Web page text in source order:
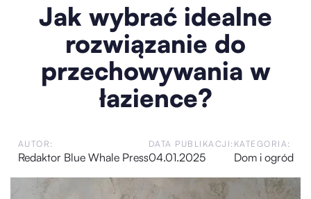
Jak wybrać idealne
rozwiązanie do
przechowywania w
łazience?
AUTOR:
Redaktor Blue Whale Press
DATA PUBLIKACJI:
04.01.2025
KATEGORIA:
Dom i ogród